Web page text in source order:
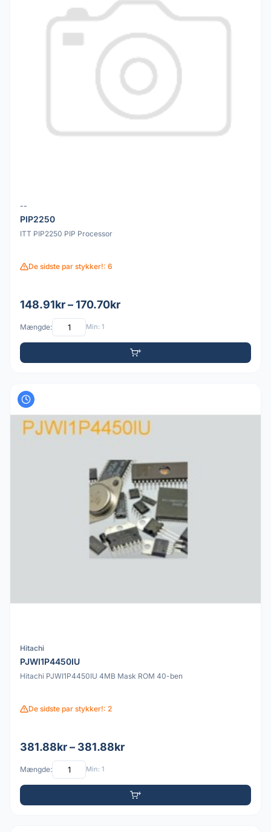
--
PIP2250
ITT PIP2250 PIP Processor
De sidste par stykker!: 6
148.91kr – 170.70kr
Mængde: Min: 1
Hitachi
PJWI1P4450IU
Hitachi PJWI1P4450IU 4MB Mask ROM 40-ben
De sidste par stykker!: 2
381.88kr – 381.88kr
Mængde: Min: 1